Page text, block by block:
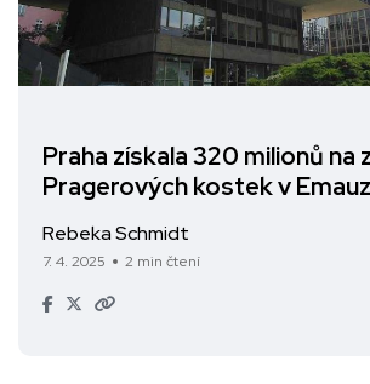
Praha získala 320 milionů na
Pragerových kostek v
Rebeka Schmidt
7. 4. 2025 2 min čtení